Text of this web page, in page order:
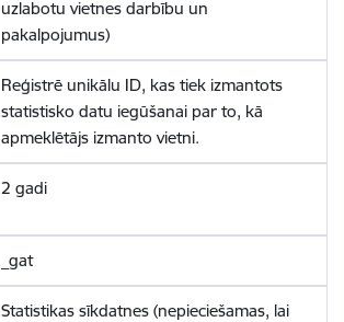
uzlabotu vietnes darbību un
pakalpojumus)
Reģistrē unikālu ID, kas tiek izmantots
statistisko datu iegūšanai par to, kā
apmeklētājs izmanto vietni.
2 gadi
_gat
Statistikas sīkdatnes (nepieciešamas, lai